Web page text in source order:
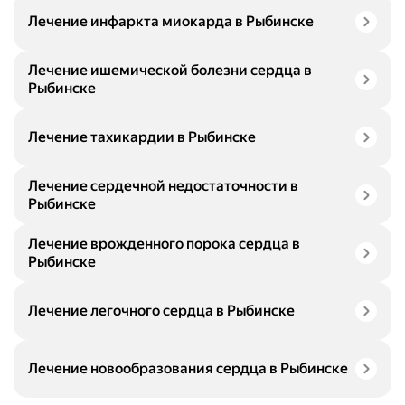
Лечение инфаркта миокарда в Рыбинске
Лечение ишемической болезни сердца в
Рыбинске
Лечение тахикардии в Рыбинске
Лечение сердечной недостаточности в
Рыбинске
Лечение врожденного порока сердца в
Рыбинске
Лечение легочного сердца в Рыбинске
Лечение новообразования сердца в Рыбинске